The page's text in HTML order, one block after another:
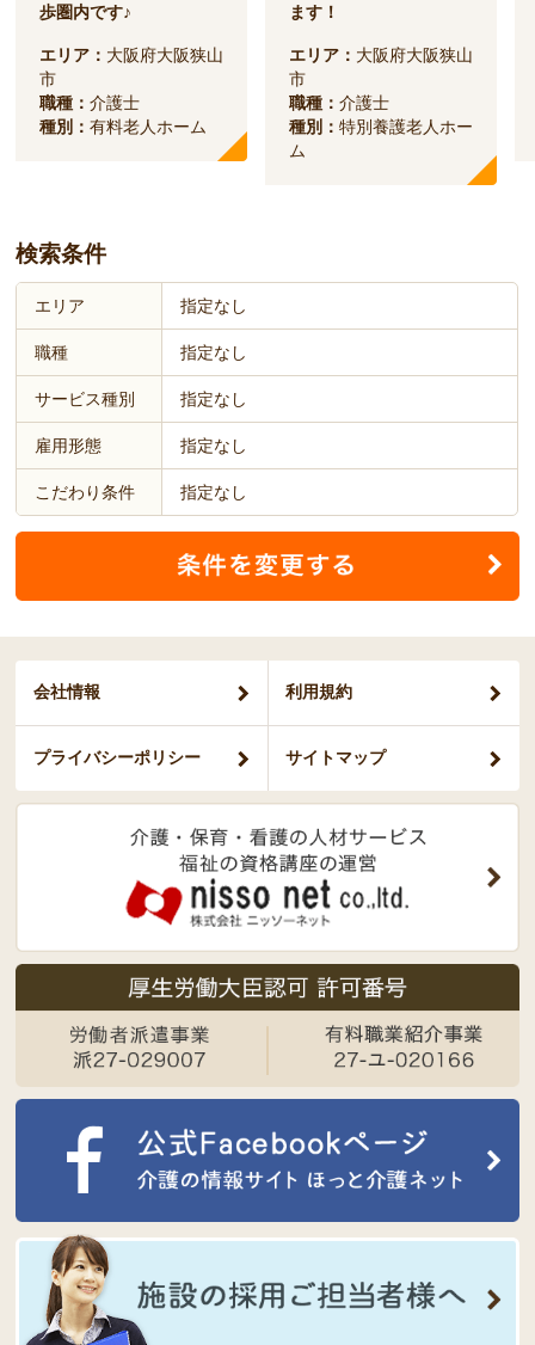
歩圏内です♪
エリア： 大阪府大阪狭山
市
職種：介護士
種別：有料老人ホーム
ます！
エリア： 大阪府大阪狭山
市
職種：介護士
種別：特別養護老人ホー
ム
検索条件
エリア 指定なし
職種 指定なし
サービス種別 指定なし
雇用形態 指定なし
こだわり条件 指定なし
会社情報 利用規約
プライバシーポリシー サイトマップ